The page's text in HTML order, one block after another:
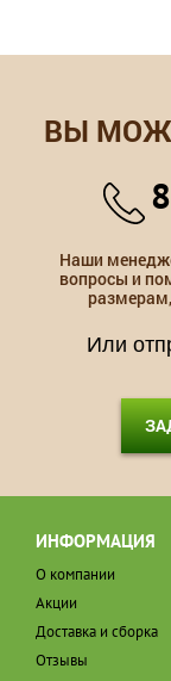
ВЫ
Наши
вопросы и
Или
ИНФОРМАЦИЯ
О компании
Акции
Доставка и сборка
Отзывы